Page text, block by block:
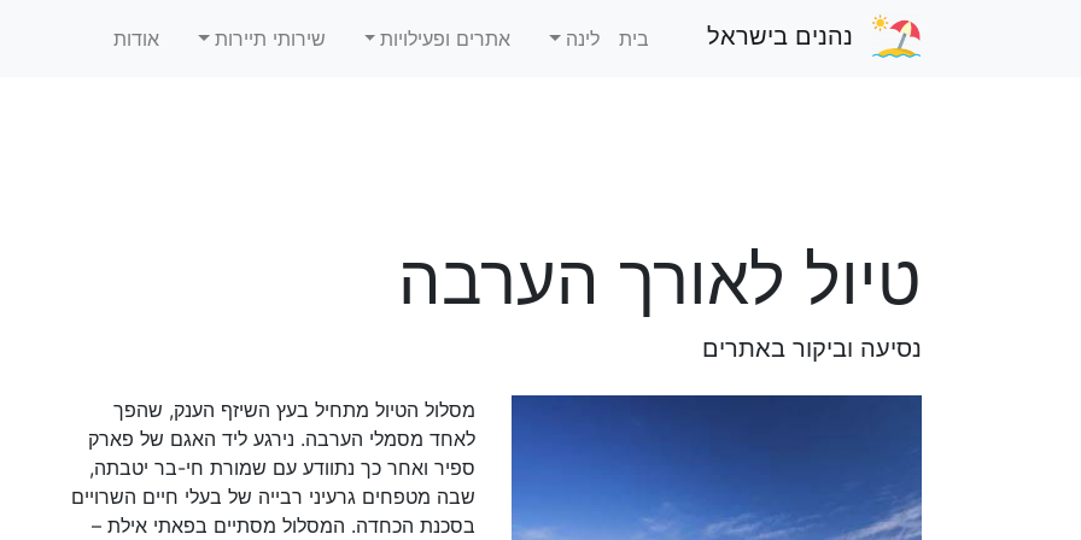
נהנים בישראל בית לינה אתרים ופעילויות שירותי תיירות אודות
טיול לאורך הערבה
נסיעה וביקור באתרים
מסלול הטיול מתחיל בעץ השיזף הענק, שהפך
לאחד מסמלי הערבה. נירגע ליד האגם של פארק
ספיר ואחר כך נתוודע עם שמורת חי-בר יטבתה,
שבה מטפחים גרעיני רבייה של בעלי חיים השרויים
בסכנת הכחדה. המסלול מסתיים בפאתי אילת –